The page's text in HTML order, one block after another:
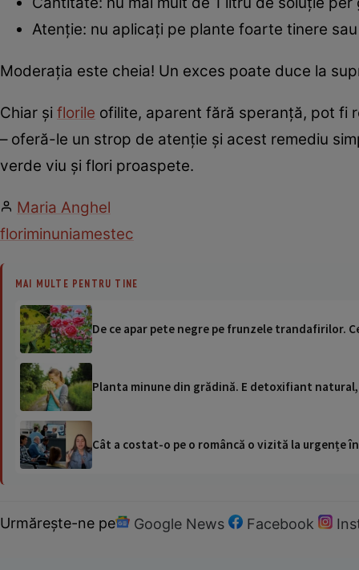
Atenție: nu aplicați pe plante foarte tinere
Moderația este cheia! Un exces poate duce la
Chiar și florile ofilite, aparent fără speranță, pot fi
– oferă-le un strop de atenție și acest remediu
verde viu și flori proaspete.
Maria Anghel
floriminuniamestec
MAI MULTE PENTRU TINE
De ce apar pete negre pe frunzele trandafirilor.
Planta minune din grădină. E detoxifiant
Cât a costat-o pe o româncă o vizită la urgențe
Urmărește-ne pe Google News Facebook